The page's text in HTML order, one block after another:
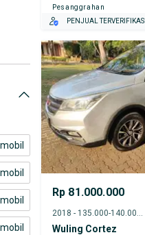
Pesanggrahan
PENJUAL TERVERIFIKASI
Rp 81.000.000
Wuling Cortez